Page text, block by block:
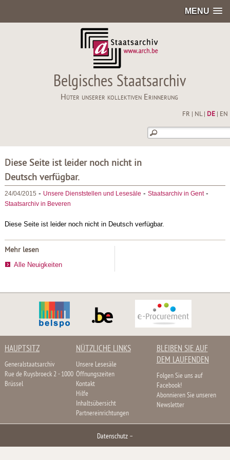
MENU
Belgisches Staatsarchiv
Hüter unserer kollektiven Erinnerung
FR NL| DE| EN
Diese Seite ist leider noch nicht in
Deutsch verfügbar.
24/04/2015 - Unsere Dienststellen und Lesesäle - Staatsarchiv in Gent-
Staatsarchiv in Beveren
Diese Seite ist leider noch nicht in Deutsch verfügbar.
Mehr lesen
Alle Neuigkeiten
HAUPTSITZ
Generalstaatsarchiv
Rue de Ruysbroeck 2 - 1000
Brüssel
NÜTZLICHE LINKS
Unsere Lesesäle
Öffnungszeiten
Kontakt
Hilfe
Inhaltsübersicht
Partnereinrichtungen
BLEIBEN SIE AUF
DEM LAUFENDEN
Folgen Sie uns auf
Facebook!
Abonnieren Sie unseren
Newsletter
Datenschutz –